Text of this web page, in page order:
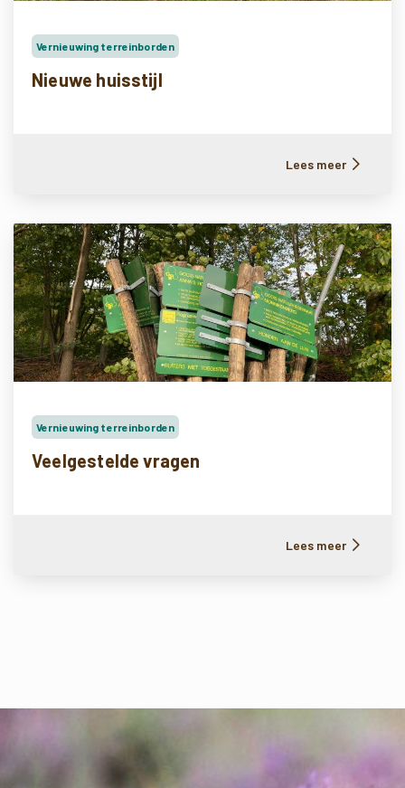
Vernieuwing terreinborden
Nieuwe huisstijl
Lees meer
Vernieuwing terreinborden
Veelgestelde vragen
Lees meer